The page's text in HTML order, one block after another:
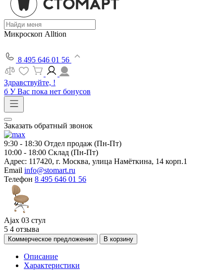
Микроскоп Alltion
8 495 646 01 56
Здравствуйте, !
б У Вас пока нет бонусов
Заказать обратный звонок
9:30 - 18:30 Отдел продаж (Пн-Пт)
10:00 - 18:00 Склад (Пн-Пт)
Адрес: 117420, г. Москва, улица Намёткина, 14 корп.1
Email info@stomart.ru
Телефон 8 495 646 01 56
Ajax 03 стул
5 4 отзыва
Коммерческое предложение В корзину
Описание
Характеристики